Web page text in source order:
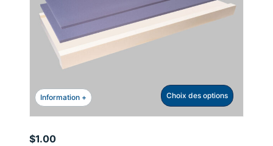
Information + Choix des options
$1.00